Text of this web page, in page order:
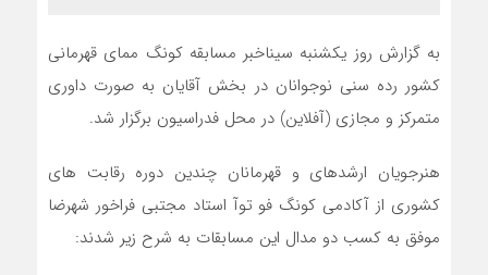
به گزارش روز یکشنبه سیناخبر مسابقه کونگ ممای قهرمانی
کشور رده سنی نوجوانان در بخش آقایان به صورت داوری
متمرکز و مجازی (آفلاین) در محل فدراسیون برگزار شد.
هنرجویان ارشدهای و قهرمانان چندین دوره رقابت های
کشوری از آکادمی کونگ فو توآ استاد مجتبی فراخور شهرضا
موفق به کسب دو مدال این مسابقات به شرح زیر شدند: